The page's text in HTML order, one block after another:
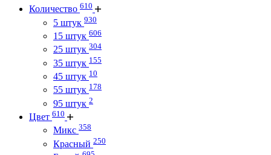
Количество 610
5 штук 930
15 штук 606
25 штук 304
35 штук 155
45 штук 10
55 штук 178
95 штук 2
Цвет 610
Микс 358
Красный 250